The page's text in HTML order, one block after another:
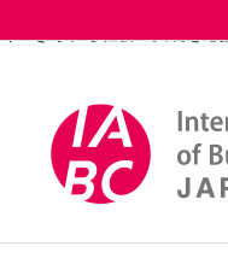
IABCジャパンチャプターは